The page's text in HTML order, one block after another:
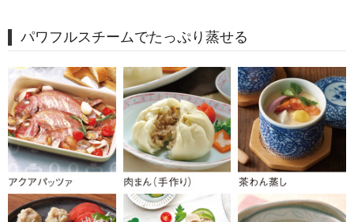
パワフルスチームでたっぷり蒸せる